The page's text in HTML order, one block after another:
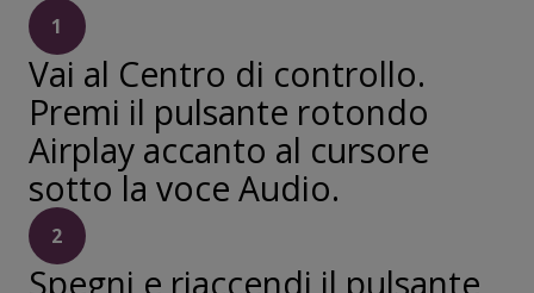
1
Vai al Centro di controllo.
Premi il pulsante rotondo
Airplay accanto al cursore
sotto la voce Audio.
2
Spegni e riaccendi il pulsante